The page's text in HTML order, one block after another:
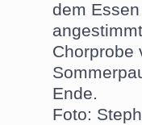
dem
Chorprobe
Ende.
Foto: